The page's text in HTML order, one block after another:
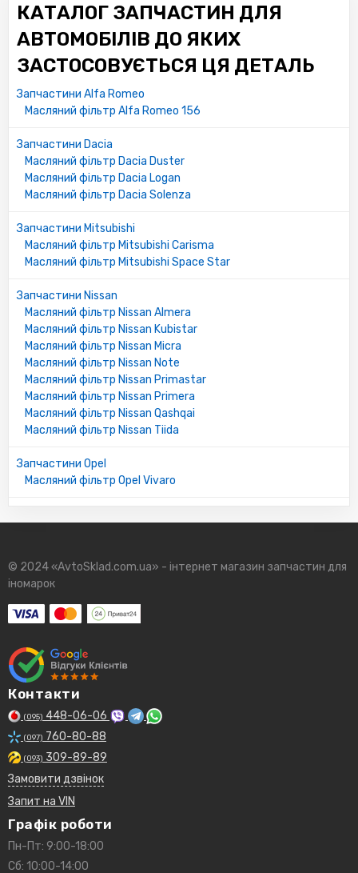
M852065
1520800Q0H
93156562
990009900C309
25026209
M883804
AM1514302
7700727479
7700727492
7701349752
2159
7700107905
7700110796
7700272523
2056
7700855853
7700728310
5016785
8200513035
6001543357
7701349725
99000990OC309
9111019
1520800Q0F
1520800QAC
MLS000462A
7700727478
E37A6714B1A
5027151
6439354
7700727401
7700272982
1109P1
7700274177
8200768913
7700734945
7700272903
7700728148
5013389
КАТАЛОГ ЗАПЧАСТИН ДЛЯ
АВТОМОБІЛІВ ДО ЯКИХ
ЗАСТОСОВУЄТЬСЯ ЦЯ ДЕТАЛЬ
Запчастини Alfa Romeo
Масляний фільтр Alfa Romeo 156
Запчастини Dacia
Масляний фільтр Dacia Duster
Масляний фільтр Dacia Logan
Масляний фільтр Dacia Solenza
Запчастини Mitsubishi
Масляний фільтр Mitsubishi Carisma
Масляний фільтр Mitsubishi Space Star
Запчастини Nissan
Масляний фільтр Nissan Almera
Масляний фільтр Nissan Kubistar
Масляний фільтр Nissan Micra
Масляний фільтр Nissan Note
Масляний фільтр Nissan Primastar
Масляний фільтр Nissan Primera
Масляний фільтр Nissan Qashqai
Масляний фільтр Nissan Tiida
Запчастини Opel
Масляний фільтр Opel Vivaro
© 2024 «AvtoSklad.com.ua» - інтернет магазин запчастин для
іномарок
Контакти
(095) 448-06-06
(097) 760-80-88
(093) 309-89-89
Замовити дзвінок
Запит на VIN
Графік роботи
Пн-Пт: 9:00-18:00
Сб: 10:00-14:00